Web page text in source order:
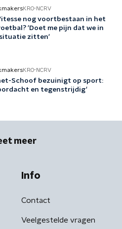
KRO-NCRV
nog voortbestaan in het
'Doet me pijn dat we in
situatie zitten'
KRO-NCRV
Schoof bezuinigt op sport:
en tegenstrijdig'
meer
Info
Contact
Veelgestelde vragen